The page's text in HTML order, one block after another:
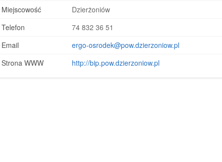
Miejscowość
Dzierżoniów
Telefon
74 832 36 51
Email
ergo-osrodek@pow.dzierzoniow.pl
Strona WWW
http://bip.pow.dzierzoniow.pl